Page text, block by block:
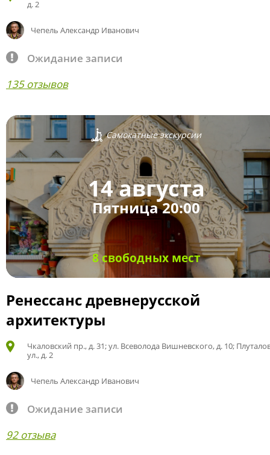
д. 2
Чепель Александр Иванович
Ожидание записи
135 отзывов
Самокатные экскурсии
14 августа
Пятница 20:00
8 свободных мест
Ренессанс древнерусской
архитектуры
Чкаловский пр., д. 31; ул. Всеволода Вишневского, д. 10;
ул., д. 2
Чепель Александр Иванович
Ожидание записи
92 отзыва